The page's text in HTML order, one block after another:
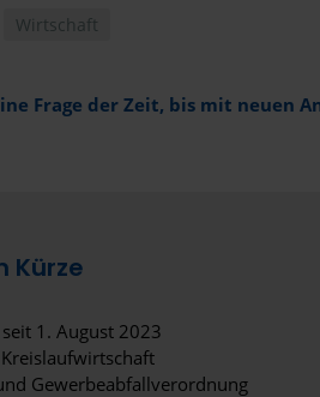
Wirtschaft
Frage der Zeit, bis mit neuen
Kürze
1. August 2023
Gewerbeabfallverordnung